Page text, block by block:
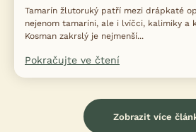
Tamarín žlutoruký patří mezi drápkaté
nejenom tamaríni, ale i lvíčci, kalimiky a
Kosman zakrslý je nejmenší...
Pokračujte ve čtení
Zobrazit více